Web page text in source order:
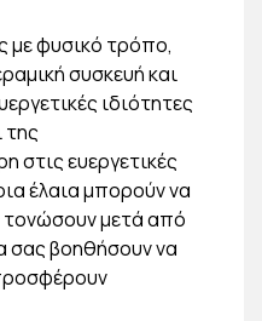
με φυσικό τρόπο,
συσκευή και
ιδιότητες
της
στις ευεργετικές
έλαια μπορούν να
μετά από
σας βοηθήσουν να